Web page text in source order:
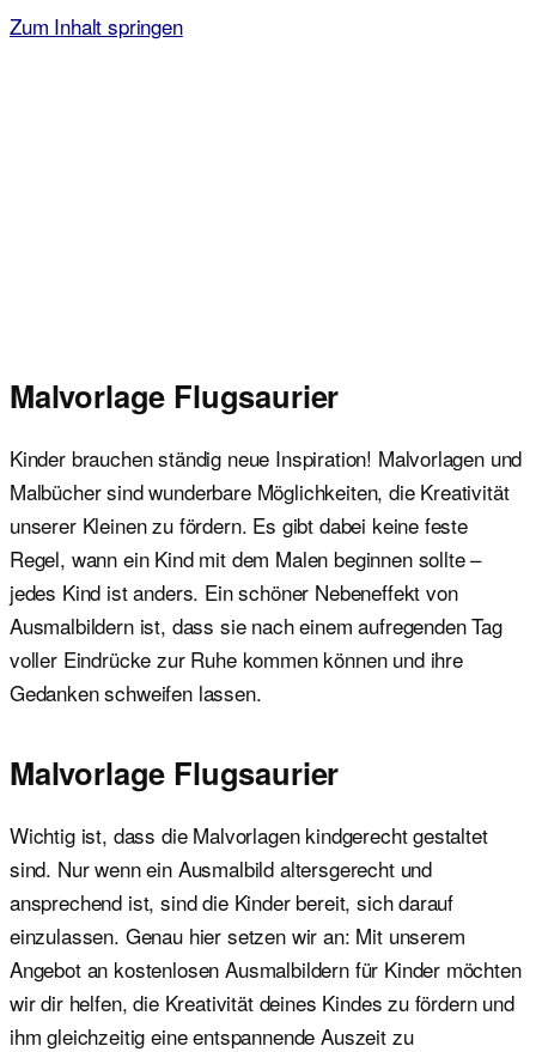
Zum Inhalt springen
Malvorlage Flugsaurier
Kinder brauchen ständig neue Inspiration! Malvorlagen und
Malbücher sind wunderbare Möglichkeiten, die Kreativität
unserer Kleinen zu fördern. Es gibt dabei keine feste
Regel, wann ein Kind mit dem Malen beginnen sollte –
jedes Kind ist anders. Ein schöner Nebeneffekt von
Ausmalbildern ist, dass sie nach einem aufregenden Tag
voller Eindrücke zur Ruhe kommen können und ihre
Gedanken schweifen lassen.
Malvorlage Flugsaurier
Wichtig ist, dass die Malvorlagen kindgerecht gestaltet
sind. Nur wenn ein Ausmalbild altersgerecht und
ansprechend ist, sind die Kinder bereit, sich darauf
einzulassen. Genau hier setzen wir an: Mit unserem
Angebot an kostenlosen Ausmalbildern für Kinder möchten
wir dir helfen, die Kreativität deines Kindes zu fördern und
ihm gleichzeitig eine entspannende Auszeit zu